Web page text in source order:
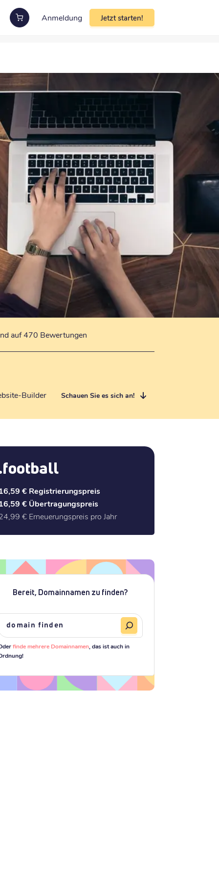
Anmeldung Jetzt starten!
auf 470 Bewertungen
Builder Schauen Sie es sich an!
€ Registrierungspreis
€ Übertragungspreis
€ Erneuerungspreis pro Jahr
Bereit, Domainnamen zu finden?
finde mehrere Domainnamen, das ist auch in